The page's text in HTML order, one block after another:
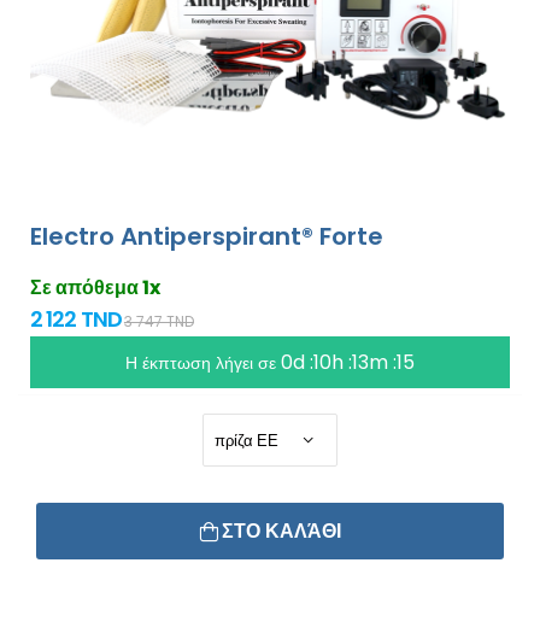
Electro Antiperspirant® Forte
Σε απόθεμα 1x
2 122 TND3 747 TND
Η έκπτωση λήγει σε 0d :10h :13m :15
ΣΤΟ ΚΑΛΆΘΙ